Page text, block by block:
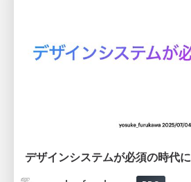
デザインシステムが必須の時代に